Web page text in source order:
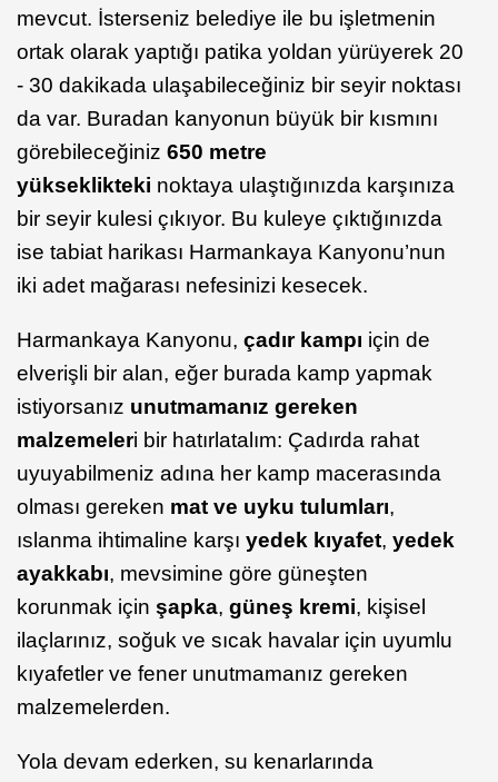
mevcut. İsterseniz belediye ile bu işletmenin
ortak olarak yaptığı patika yoldan yürüyerek 20
- 30 dakikada ulaşabileceğiniz bir seyir noktası
da var. Buradan kanyonun büyük bir kısmını
görebileceğiniz 650 metre
yükseklikteki noktaya ulaştığınızda karşınıza
bir seyir kulesi çıkıyor. Bu kuleye çıktığınızda
ise tabiat harikası Harmankaya Kanyonu’nun
iki adet mağarası nefesinizi kesecek.
Harmankaya Kanyonu, çadır kampı için de
elverişli bir alan, eğer burada kamp yapmak
istiyorsanız unutmamanız gereken
malzemeleri bir hatırlatalım: Çadırda rahat
uyuyabilmeniz adına her kamp macerasında
olması gereken mat ve uyku tulumları,
ıslanma ihtimaline karşı yedek kıyafet, yedek
ayakkabı, mevsimine göre güneşten
korunmak için şapka, güneş kremi, kişisel
ilaçlarınız, soğuk ve sıcak havalar için uyumlu
kıyafetler ve fener unutmamanız gereken
malzemelerden.
Yola devam ederken, su kenarlarında